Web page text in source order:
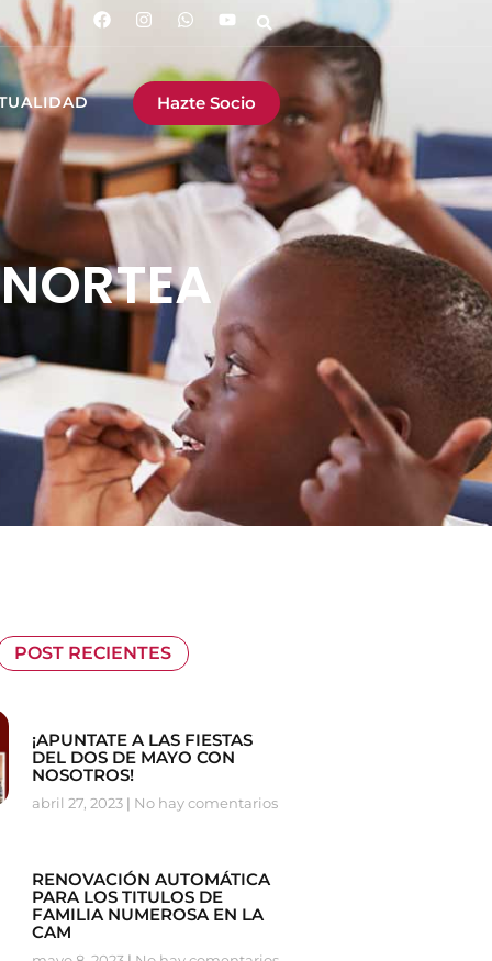
Hazte Socio
POST RECIENTES
¡APUNTATE A LAS FIESTAS
DEL DOS DE MAYO CON
NOSOTROS!
abril 27, 2023 No hay comentarios
RENOVACIÓN AUTOMÁTICA
PARA LOS TITULOS DE
FAMILIA NUMEROSA EN LA
CAM